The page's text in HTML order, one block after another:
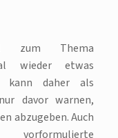
zum Thema
wieder etwas
kann daher als
davor warnen,
abzugeben. Auch